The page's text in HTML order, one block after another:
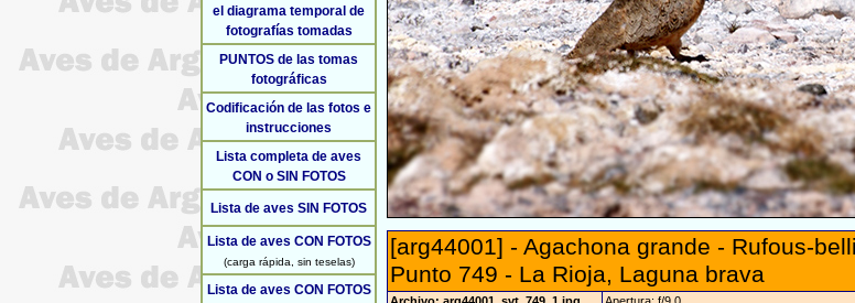
el diagrama temporal de
fotografías tomadas
PUNTOS de las tomas
fotográficas
Codificación de las fotos e
instrucciones
Lista completa de aves
CON o SIN FOTOS
Lista de aves SIN FOTOS
Lista de aves CON FOTOS
(carga rápida, sin teselas)
Lista de aves CON FOTOS
[arg44001] - Agachona grande - Rufous-
Punto 749 - La Rioja, Laguna brava